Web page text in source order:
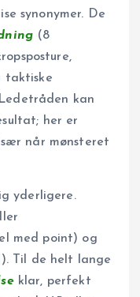
synonymer. De
(8
taktiske
kan
her er
når mønsteret
yderligere.
med point) og
Til de helt lange
klar, perfekt